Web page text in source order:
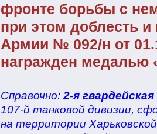
фронте борьбы с
при этом доблесть
Армии № 092/н от
награжден медалью
Справочно: 2-я
107-й танковой дивизии,
на территории